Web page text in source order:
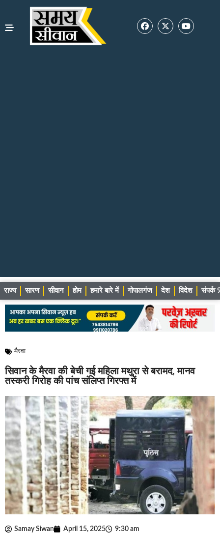
राज्य सारण सीवान होम हमारे बारे में गोपालगंज देश विदेश संपर्क
मैरवा
सिवान के मैरवा की बेची गई महिला मथुरा से बरामद, मानव
तस्करी गिरोह की पांच संलिप्त गिरफ्त में
Samay Siwan April 15, 2025 9:30 am